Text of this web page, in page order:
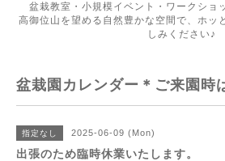
盆栽教室・小規模イベント・ワークショ
高御位山を望める自然豊かな空間で、ホッ
しみください♪
盆栽園カレンダー＊ご来園時
指定なし 2025-06-09 (Mon)
出張のため臨時休業いたします。